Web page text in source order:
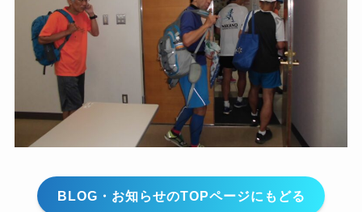
BLOG・お知らせのTOPページにもどる